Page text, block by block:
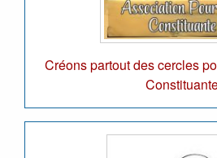
Créons partout des cercles